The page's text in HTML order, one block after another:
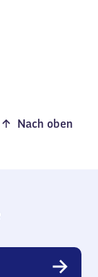
Nach oben